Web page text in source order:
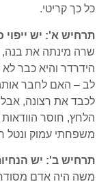
כל כך קריטי.
תרחיש א': יש ייפוי
שרה מינתה את בנה,
הידרדר והיא כבר
לב – האם לחבר
לכבד את רצונה, אבל
הלחץ, חוסר
משפחתי עמוק ונטל
תרחיש ב': יש
משה היה אדם מסודר